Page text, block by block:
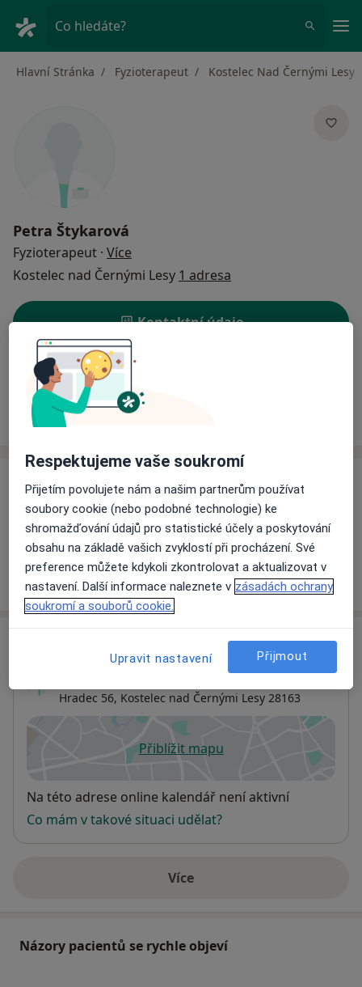
Co hledáte?
Hlavní Stránka Fyzioterapeut Kostelec Nad Černými Lesy
Petra Štykarová
Fyzioterapeut · Více
Kostelec nad Černými Lesy 1 adresa
Kontaktní údaje
Rezervovat termín
Ceník
Ceník
Informace o službách a cenách nejsou k dispozici
Tento specialista ještě nepřidával žádné informace o
svých službách.
Hradec 56, Kostelec nad Černými Lesy 28163
Přiblížit mapuse otevře v nové záložce
Dostupnost
Na této adrese online kalendář není aktivní
Co mám v takové situaci udělat?
Víceo adrese
Názory pacientů se rychle objeví
Respektujeme vaše soukromí
Přijetím povolujete nám a našim partnerům používat
soubory cookie (nebo podobné technologie) ke
shromažďování údajů pro statistické účely a poskytování
obsahu na základě vašich zvyklostí při procházení. Své
preference můžete kdykoli zkontrolovat a aktualizovat v
nastavení. Další informace naleznete v zásadách ochrany
soukromí a souborů cookie.
Upravit nastavení Přijmout